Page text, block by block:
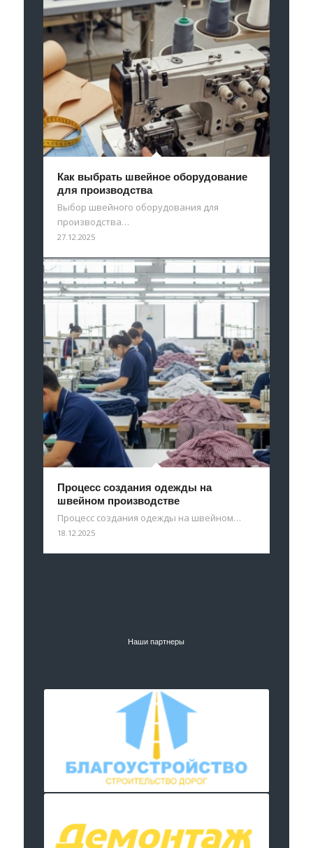
Как выбрать швейное оборудование
для производства
Выбор швейного оборудования для
производства…
27.12.2025
Процесс создания одежды на
швейном производстве
Процесс создания одежды на швейном…
18.12.2025
Наши партнеры